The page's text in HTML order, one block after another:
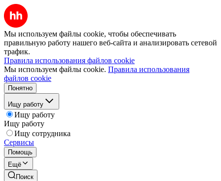
Мы используем файлы cookie, чтобы обеспечивать
правильную работу нашего веб-сайта и анализировать сетевой
трафик.
Правила использования файлов cookie
Мы используем файлы cookie. Правила использования
файлов cookie
Понятно
Ищу работу
Ищу работу
Ищу работу
Ищу сотрудника
Сервисы
Помощь
Ещё
Поиск